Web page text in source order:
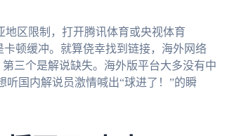
区限制，打开腾讯体育或央视体育
顿缓冲。就算侥幸找到链接，海外网络
三个是解说缺失。海外版平台大多没有中
国内解说员激情喊出“球进了！”的瞬